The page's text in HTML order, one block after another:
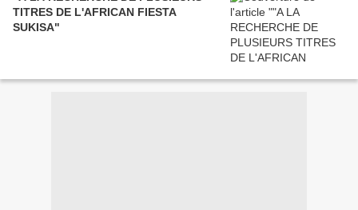
TITRES DE L'AFRICAN FIESTA
SUKISA"